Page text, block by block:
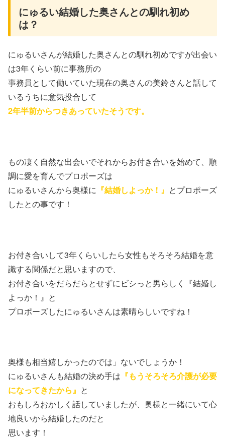
にゅるい結婚した奥さんとの馴れ初め
は？
にゅるいさんが結婚した奥さんとの馴れ初めですが出会い
は3年くらい前に事務所の
事務員として働いていた現在の奥さんの美鈴さんと話して
いるうちに意気投合して
2年半前からつきあっていたそうです。
もの凄く自然な出会いでそれからお付き合いを始めて、順
調に愛を育んでプロポーズは
にゅるいさんから奥様に 『結婚しよっか！』 とプロポーズ
したとの事です！
お付き合いして3年くらいしたら女性もそろそろ結婚を意
識する関係だと思いますので、
お付き合いをだらだらとせずにビシっと男らしく『結婚し
よっか！』と
プロポーズしたにゅるいさんは素晴らしいですね！
奥様も相当嬉しかったのでは」ないでしょうか！
にゅるいさんも結婚の決め手は 『もうそろそろ介護が必要
になってきたから』 と
おもしろおかしく話していましたが、奥様と一緒にいて心
地良いから結婚したのだと
思います！